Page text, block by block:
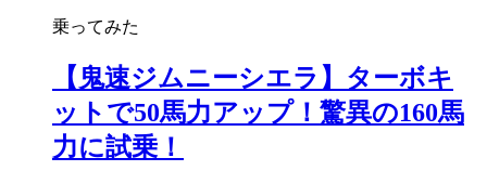
乗ってみた
【鬼速ジムニーシエラ】ターボキ
ットで50馬力アップ！驚異の160馬
力に試乗！